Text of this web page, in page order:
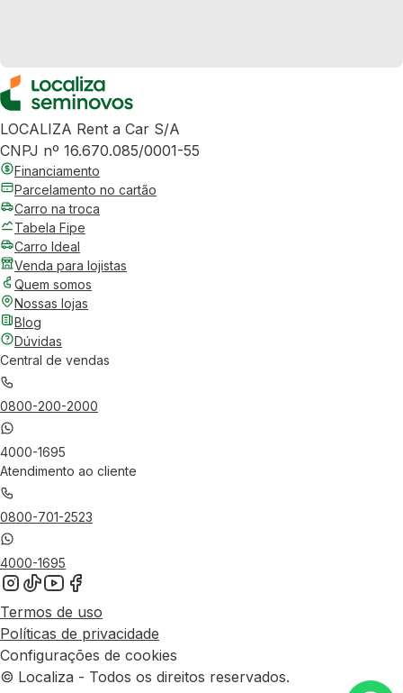
LOCALIZA Rent a Car S/A
CNPJ nº 16.670.085/0001-55
Financiamento
Parcelamento no cartão
Carro na troca
Tabela Fipe
Carro Ideal
Venda para lojistas
Quem somos
Nossas lojas
Blog
Dúvidas
Central de vendas
0800-200-2000
4000-1695
Atendimento ao cliente
0800-701-2523
4000-1695
Termos de uso
Políticas de privacidade
Configurações de cookies
© Localiza - Todos os direitos reservados.